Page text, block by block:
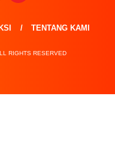
TENTANG KAMI
RIGHTS RESERVED